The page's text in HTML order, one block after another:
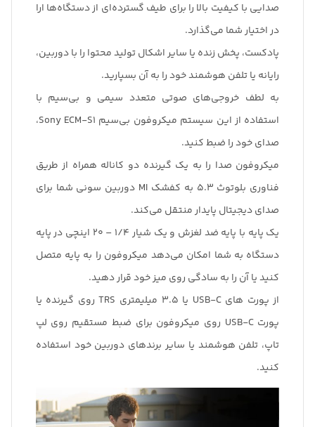
صدایی با کیفیت بالا را برای طیف گسترده‌ای از دستگاه‌ها ارا
در اختیار شما می‌گذارد.
پادکست، پخش زنده یا سایر اشکال تولید محتوا را با دوربین،
رایانه یا تلفن هوشمند خود را به آن بسپارید.
به لطف خروجی‌های صوتی متعدد سیمی و بی‌سیم با
استفاده از این سیستم میکروفون بی‌سیم Sony ECM-S1،
صدای خود را ضبط کنید.
میکروفون صدا را به یک گیرنده دو کاناله همراه از طریق
فناوری بلوتوث 5.3 به کفشک MI دوربین سونی شما برای
صدای دیجیتال پایدار منتقل می‌کند.
یک پایه با پایه ضد لغزش و یک شیار 1/4 – 20 اینچی در پایه
دستگاه به شما امکان می‌دهد میکروفون را به پایه متصل
کنید یا آن را به سادگی روی میز خود قرار دهید.
از پورت های USB-C یا 3.5 میلیمتری TRS روی گیرنده یا
پورت USB-C روی میکروفون برای ضبط مستقیم روی لپ
تاپ، تلفن هوشمند یا سایر برندهای دوربین خود استفاده
کنید.